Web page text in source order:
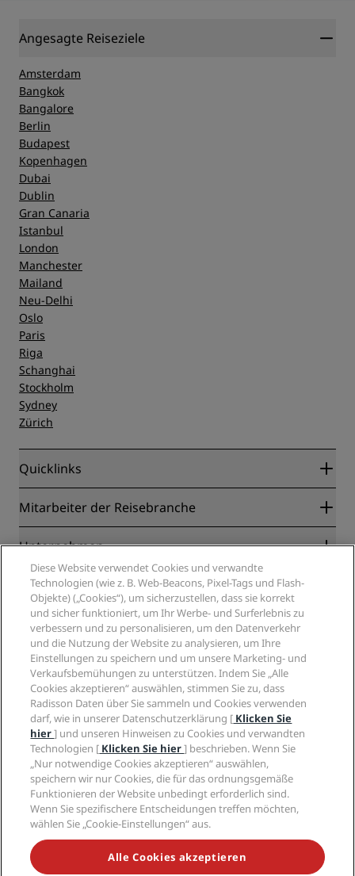
Angesagte Reiseziele
Amsterdam
Bangkok
Bangalore
Berlin
Budapest
Kopenhagen
Dubai
Dublin
Gran Canaria
Istanbul
London
Manchester
Mailand
Neu-Delhi
Oslo
Paris
Riga
Schanghai
Stockholm
Sydney
Zürich
Quicklinks
Radisson Rewards
Blog
Neue und aufstrebende Hotels
Radisson Hotels APP
„Sports Approved“-Hotels
Familienfreundliche Hotels
Gesundheit & Sicherheit
Mitarbeiter der Reisebranche
Partner
Reisebüros
Unternehmen
Radisson Hotel Group
Medien
Karriere RHG
Karriere PPHE
Karrieren EHL
The Club by RHG
Entwicklungsmöglichkeiten
Responsible Business – Unser Engagement
Einkauf
Rechtliches
Privacy Centre
Rechtliche Hinweise
Radisson Rewards Geschäftsbedingungen
Website-Nutzungsvereinbarung
Digitale Barrierefreiheit
Moderne Sklaverei – Erklärung
Hilfe
Verbrauchermeldungen
Kontakt
FAQ
Inhaltsübersicht
Soziale Medien
Marken von Radisson Hotels
VERPASSEN SIE NIEMALS UNSERE BELIEBTESTEN
ANGEBOTE
Diese Website verwendet Cookies und verwandte
Technologien (wie z. B. Web-Beacons, Pixel-Tags und Flash-
Objekte) („Cookies“), um sicherzustellen, dass sie korrekt
und sicher funktioniert, um Ihr Werbe- und Surferlebnis zu
verbessern und zu personalisieren, um den Datenverkehr
und die Nutzung der Website zu analysieren, um Ihre
Einstellungen zu speichern und um unsere Marketing- und
Verkaufsbemühungen zu unterstützen. Indem Sie „Alle
Cookies akzeptieren“ auswählen, stimmen Sie zu, dass
Radisson Daten über Sie sammeln und Cookies verwenden
darf, wie in unserer Datenschutzerklärung [ Klicken Sie
hier] und unseren Hinweisen zu Cookies und verwandten
Technologien [ Klicken Sie hier] beschrieben. Wenn Sie
„Nur notwendige Cookies akzeptieren“ auswählen,
speichern wir nur Cookies, die für das ordnungsgemäße
Funktionieren der Website unbedingt erforderlich sind.
Wenn Sie spezifischere Entscheidungen treffen möchten,
wählen Sie „Cookie-Einstellungen“ aus.
Alle Cookies akzeptieren